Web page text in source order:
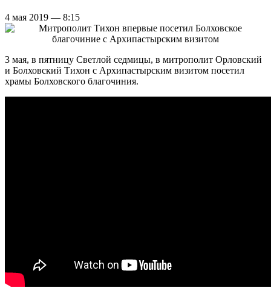
4 мая 2019 — 8:15
3 мая, в пятницу Светлой седмицы, в митрополит Орловский
и Болховский Тихон с Архипастырским визитом посетил
храмы Болховского благочиния.